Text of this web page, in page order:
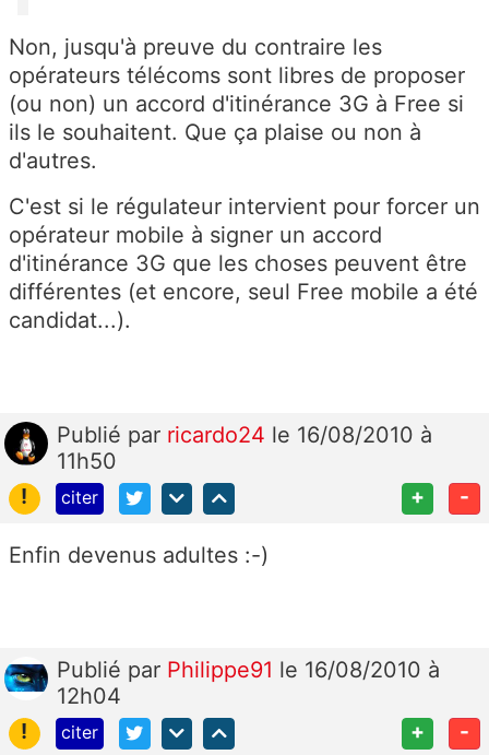
Non, jusqu'à preuve du contraire les
opérateurs télécoms sont libres de proposer
(ou non) un accord d'itinérance 3G à Free si
ils le souhaitent. Que ça plaise ou non à
d'autres.
C'est si le régulateur intervient pour forcer un
opérateur mobile à signer un accord
d'itinérance 3G que les choses peuvent être
différentes (et encore, seul Free mobile a été
candidat...).
Publié par ricardo24 le 16/08/2010 à
11h50
!
citer + -
Enfin devenus adultes :-)
Publié par Philippe91 le 16/08/2010 à
12h04
!
citer + -